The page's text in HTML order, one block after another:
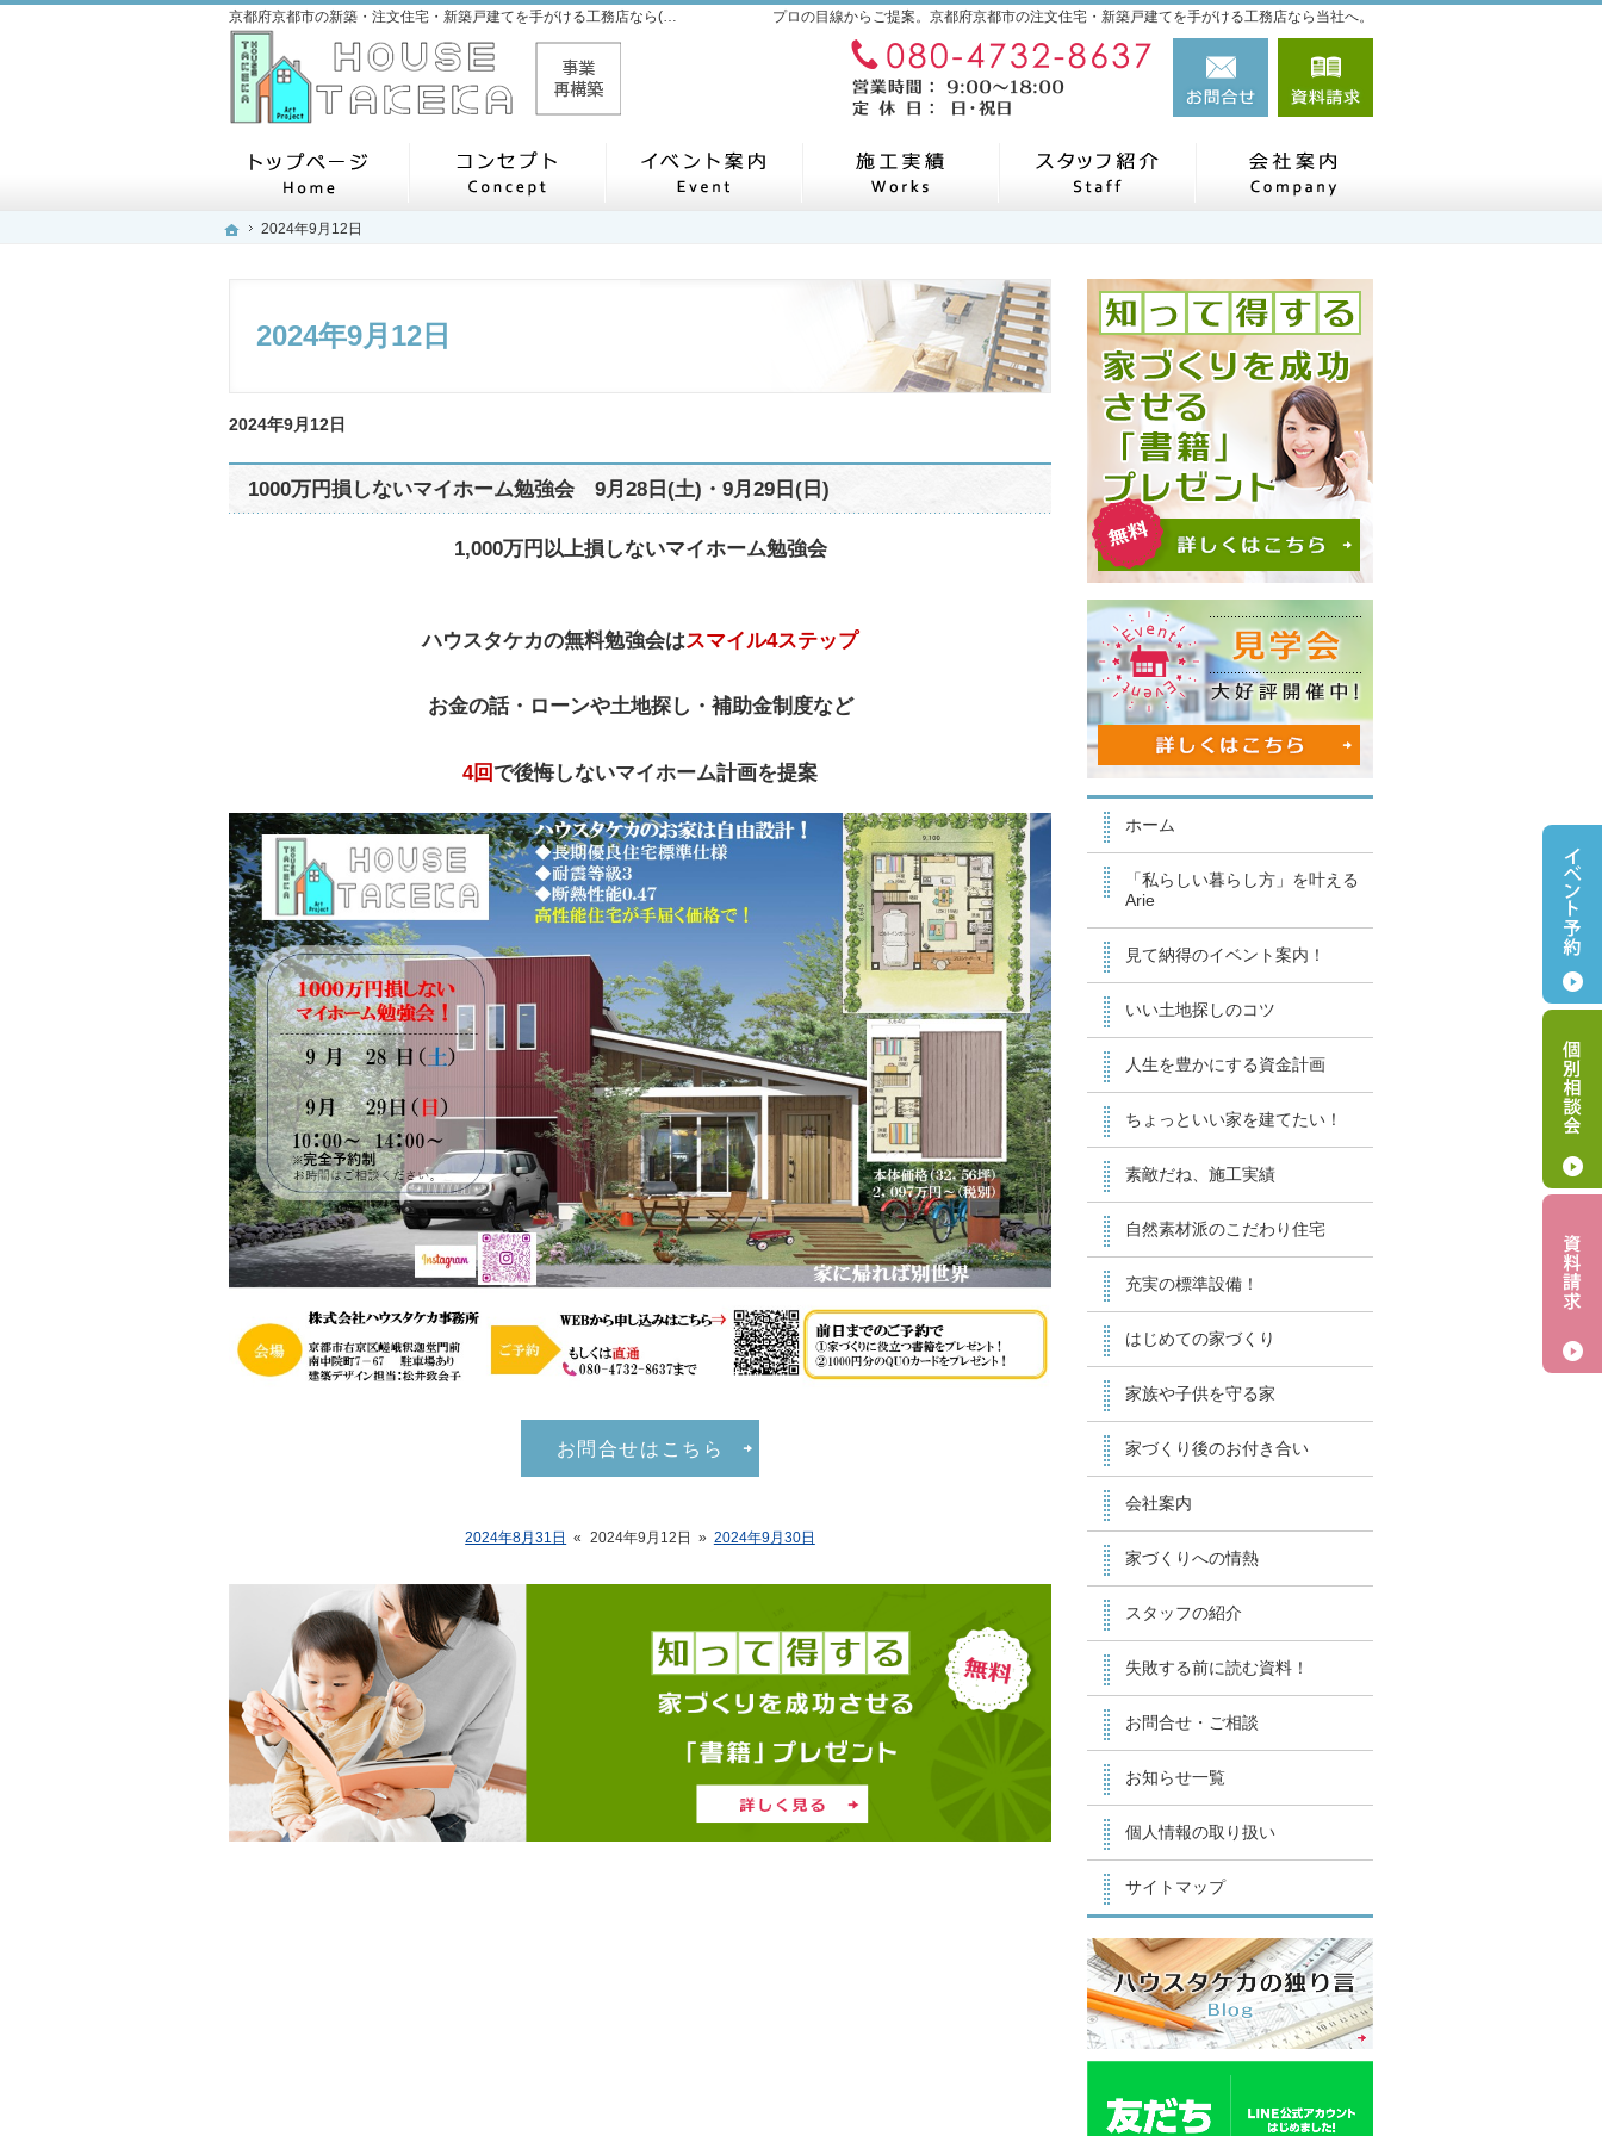
ホーム
2024年9月12日
2024年9月12日
プロの目線からご提案。京都府京都市の注文住宅・新築戸建てを手がける工務店なら当社へ。
京都府京都市の新築・注文住宅・新築戸建てを手がける工務店なら(株)ハウスタケカ
2024年9月12日
1000万円損しないマイホーム勉強会 9月28日(土)・9月29日(日)
1,000万円以上損しないマイホーム勉強会
ハウスタケカの無料勉強会はスマイル4ステップ
お金の話・ローンや土地探し・補助金制度など
4回で後悔しないマイホーム計画を提案
お問合せはこちら
2024年8月31日 « 2024年9月12日 » 2024年9月30日
ホーム
「私らしい暮らし方」を叶える
Arie
見て納得のイベント案内！
いい土地探しのコツ
人生を豊かにする資金計画
ちょっといい家を建てたい！
素敵だね、施工実績
自然素材派のこだわり住宅
充実の標準設備！
はじめての家づくり
家族や子供を守る家
家づくり後のお付き合い
会社案内
家づくりへの情熱
スタッフの紹介
失敗する前に読む資料！
お問合せ・ご相談
お知らせ一覧
個人情報の取り扱い
サイトマップ
080-4732-8637（直通）
営業時間9:00～18:00 定休日：日・祝日
ホーム
2024年9月12日